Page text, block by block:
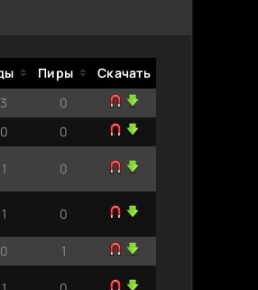
Пиры
Скачать
3
0
0
0
1 0
1 0
0 1